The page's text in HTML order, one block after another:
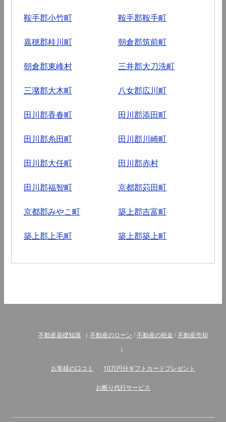
鞍手郡小竹町 鞍手郡鞍手町
嘉穂郡桂川町 朝倉郡筑前町
朝倉郡東峰村 三井郡大刀洗町
三潴郡大木町 八女郡広川町
田川郡香春町 田川郡添田町
田川郡糸田町 田川郡川崎町
田川郡大任町 田川郡赤村
田川郡福智町 京都郡苅田町
京都郡みやこ町 築上郡吉富町
築上郡上毛町 築上郡築上町
不動産基礎知識 （ 不動産のローン /不動産の税金 /不動産売却
）
お客様の口コミ 10万円分ギフトカードプレゼント
お断り代行サービス